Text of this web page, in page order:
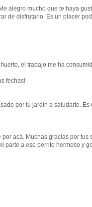
alegro mucho que te haya
de disfrutarlo. Es un placer
el trabajo me ha
fechas!
por tu jardín a saludarte.
acá. Muchas gracias por
parte a ese perrito hermoso y